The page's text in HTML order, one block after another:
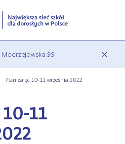
dla
Modrzejowska 99
Plan zajęć 10-11 września 2022
11